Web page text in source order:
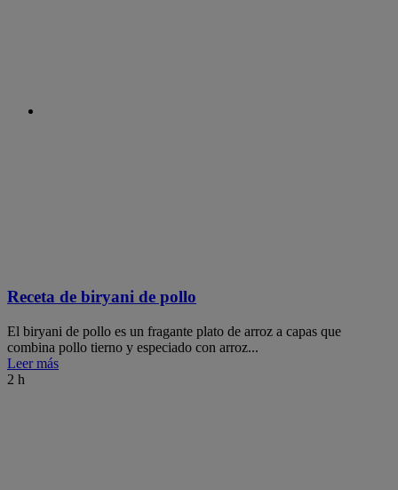
Receta de biryani de pollo
El biryani de pollo es un fragante plato de arroz a capas que
combina pollo tierno y especiado con arroz...
Leer más
2 h